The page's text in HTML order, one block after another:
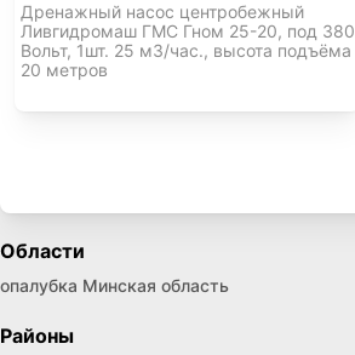
Дренажный насос центробежный
Ливгидромаш ГМС Гном 25-20, под 380
Вольт, 1шт. 25 м3/час., высота подъёма
20 метров
Области
опалубка Минская область
Районы